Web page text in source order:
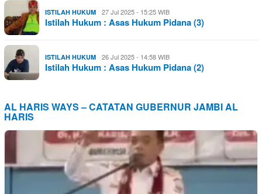
ISTILAH HUKUM 27 Jul 2025 - 15:25 WIB
Istilah Hukum : Asas Hukum Pidana (3)
ISTILAH HUKUM 26 Jul 2025 - 14:58 WIB
Istilah Hukum : Asas Hukum Pidana (2)
AL HARIS WAYS – CATATAN GUBERNUR JAMBI AL
HARIS